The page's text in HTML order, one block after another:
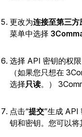
更改为连接至第三方
菜单中选择
选择 API 密钥的权
（如果您只想在
选择只读。）
点击“提交”生成 API
钥和密钥。您可以将